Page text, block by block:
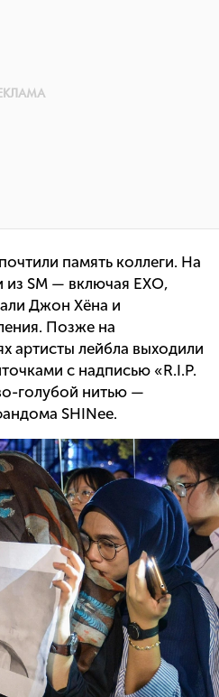
память коллеги. На
из SM — включая EXO,
Джон Хёна и
Позже на
артисты лейбла выходили
с надписью «R.I.P.
голубой нитью —
SHINee.